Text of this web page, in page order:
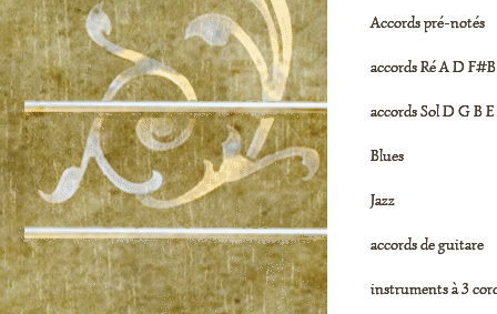
Accords pré-notés
accords Ré A D F#B
accords Sol D G B E
Blues
Jazz
accords de guitare
instruments à 3